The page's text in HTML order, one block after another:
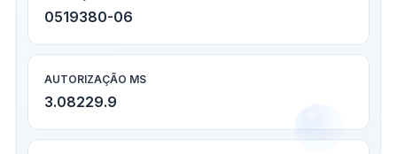
0519380-06
AUTORIZAÇÃO MS
3.08229.9